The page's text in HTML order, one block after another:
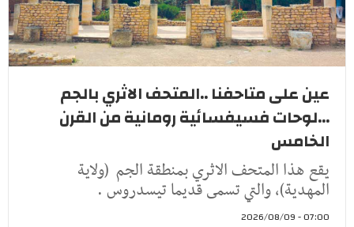
عين على متاحفنا ..المتحف الاثري بالجم
...لوحات فسيفسائية رومانية من القرن
الخامس
يقع هذا المتحف الاثري بمنطقة الجم (ولاية
المهدية)، والتي تسمى قديما تيسدروس .
07:00 - 2026/08/09